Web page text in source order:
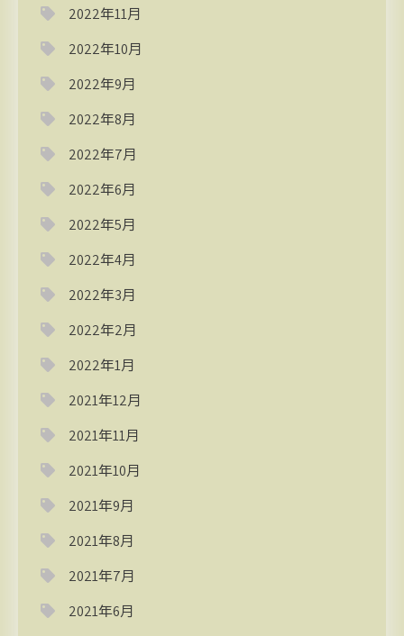
2022年11月
2022年10月
2022年9月
2022年8月
2022年7月
2022年6月
2022年5月
2022年4月
2022年3月
2022年2月
2022年1月
2021年12月
2021年11月
2021年10月
2021年9月
2021年8月
2021年7月
2021年6月